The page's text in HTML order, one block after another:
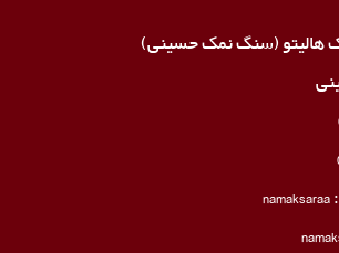
هالیتو (سنگ نمک حسینی)
namaksaraa